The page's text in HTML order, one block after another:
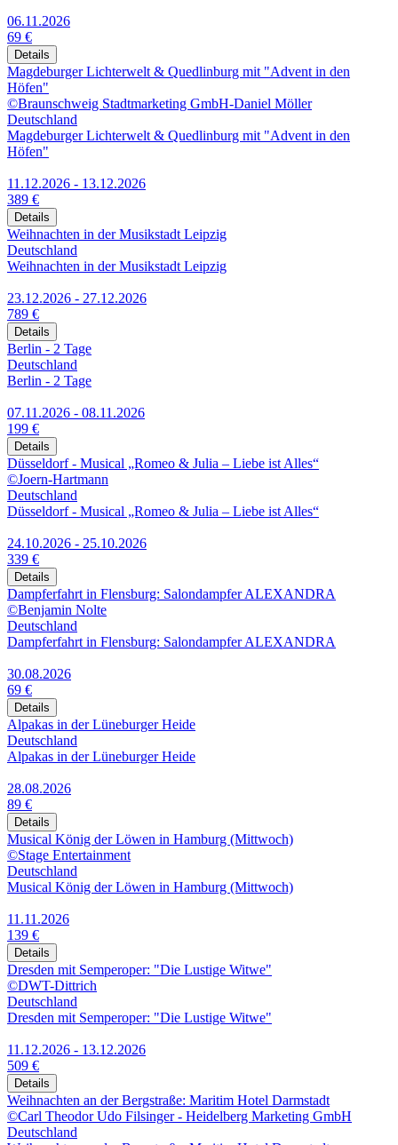
06.11.2026
69 €
Details
Magdeburger Lichterwelt & Quedlinburg mit "Advent in den
Höfen"
©Braunschweig Stadtmarketing GmbH-Daniel Möller
Deutschland
Magdeburger Lichterwelt & Quedlinburg mit "Advent in den
Höfen"
11.12.2026 - 13.12.2026
389 €
Details
Weihnachten in der Musikstadt Leipzig
Deutschland
Weihnachten in der Musikstadt Leipzig
23.12.2026 - 27.12.2026
789 €
Details
Berlin - 2 Tage
Deutschland
Berlin - 2 Tage
07.11.2026 - 08.11.2026
199 €
Details
Düsseldorf - Musical „Romeo & Julia – Liebe ist Alles“
©Joern-Hartmann
Deutschland
Düsseldorf - Musical „Romeo & Julia – Liebe ist Alles“
24.10.2026 - 25.10.2026
339 €
Details
Dampferfahrt in Flensburg: Salondampfer ALEXANDRA
©Benjamin Nolte
Deutschland
Dampferfahrt in Flensburg: Salondampfer ALEXANDRA
30.08.2026
69 €
Details
Alpakas in der Lüneburger Heide
Deutschland
Alpakas in der Lüneburger Heide
28.08.2026
89 €
Details
Musical König der Löwen in Hamburg (Mittwoch)
©Stage Entertainment
Deutschland
Musical König der Löwen in Hamburg (Mittwoch)
11.11.2026
139 €
Details
Dresden mit Semperoper: "Die Lustige Witwe"
©DWT-Dittrich
Deutschland
Dresden mit Semperoper: "Die Lustige Witwe"
11.12.2026 - 13.12.2026
509 €
Details
Weihnachten an der Bergstraße: Maritim Hotel Darmstadt
©Carl Theodor Udo Filsinger - Heidelberg Marketing GmbH
Deutschland